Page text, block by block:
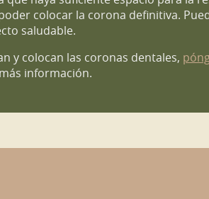
colocar la corona definitiva.
saludable.
y colocan las coronas dentales,
información.